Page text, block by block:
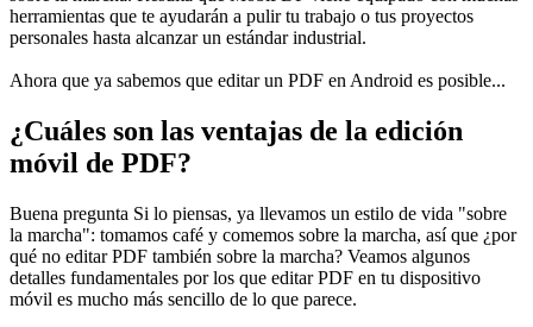
herramientas que te ayudarán a pulir tu trabajo o tus proyectos
personales hasta alcanzar un estándar industrial.
Ahora que ya sabemos que editar un PDF en Android es posible...
¿Cuáles son las ventajas de la edición
móvil de PDF?
Buena pregunta Si lo piensas, ya llevamos un estilo de vida "sobre
la marcha": tomamos café y comemos sobre la marcha, así que ¿por
qué no editar PDF también sobre la marcha? Veamos algunos
detalles fundamentales por los que editar PDF en tu dispositivo
móvil es mucho más sencillo de lo que parece.